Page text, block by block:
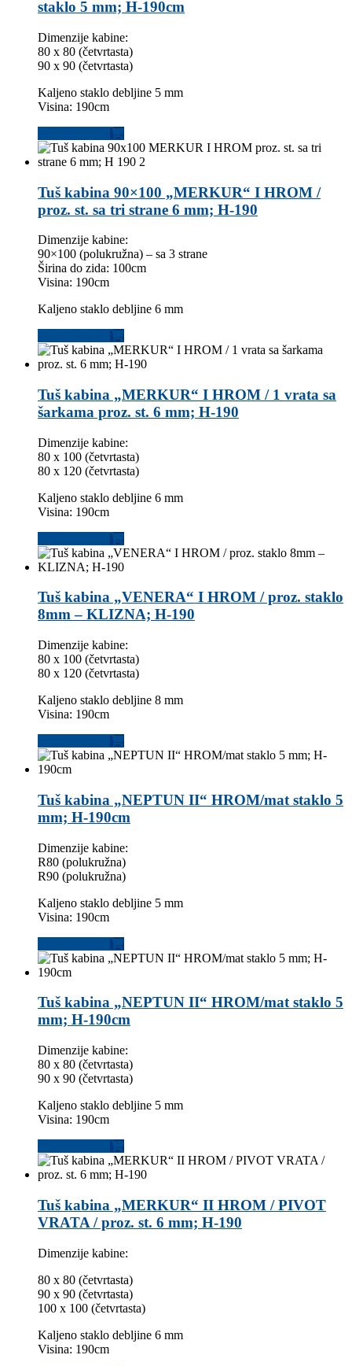
staklo 5 mm; H-190cm
Dimenzije kabine:
80 x 80 (četvrtasta)
90 x 90 (četvrtasta)
Kaljeno staklo debljine 5 mm
Visina: 190cm
Tuš kabina 90×100 „MERKUR“ I HROM /
proz. st. sa tri strane 6 mm; H-190
Dimenzije kabine:
90×100 (polukružna) – sa 3 strane
Širina do zida: 100cm
Visina: 190cm
Kaljeno staklo debljine 6 mm
Tuš kabina „MERKUR“ I HROM / 1 vrata sa
šarkama proz. st. 6 mm; H-190
Dimenzije kabine:
80 x 100 (četvrtasta)
80 x 120 (četvrtasta)
Kaljeno staklo debljine 6 mm
Visina: 190cm
Tuš kabina „VENERA“ I HROM / proz. staklo
8mm – KLIZNA; H-190
Dimenzije kabine:
80 x 100 (četvrtasta)
80 x 120 (četvrtasta)
Kaljeno staklo debljine 8 mm
Visina: 190cm
Tuš kabina „NEPTUN II“ HROM/mat staklo 5
mm; H-190cm
Dimenzije kabine:
R80 (polukružna)
R90 (polukružna)
Kaljeno staklo debljine 5 mm
Visina: 190cm
Tuš kabina „NEPTUN II“ HROM/mat staklo 5
mm; H-190cm
Dimenzije kabine:
80 x 80 (četvrtasta)
90 x 90 (četvrtasta)
Kaljeno staklo debljine 5 mm
Visina: 190cm
Tuš kabina „MERKUR“ II HROM / PIVOT
VRATA / proz. st. 6 mm; H-190
Dimenzije kabine:
80 x 80 (četvrtasta)
90 x 90 (četvrtasta)
100 x 100 (četvrtasta)
Kaljeno staklo debljine 6 mm
Visina: 190cm